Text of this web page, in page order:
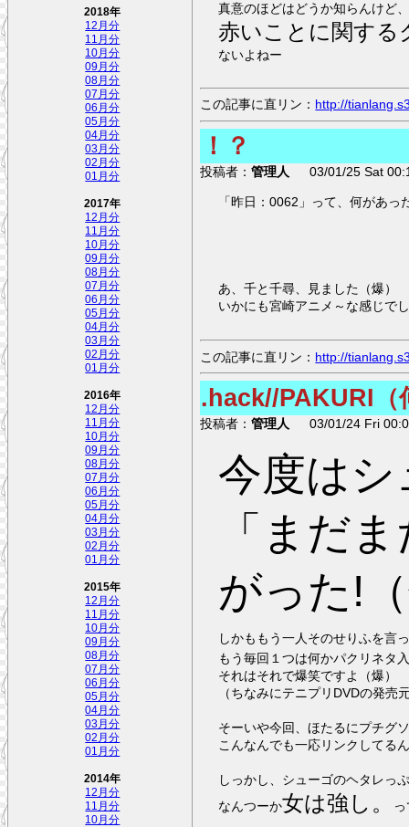
2018年
12月分
11月分
10月分
09月分
08月分
07月分
06月分
05月分
04月分
03月分
02月分
01月分
2017年
12月分
11月分
10月分
09月分
08月分
07月分
06月分
05月分
04月分
03月分
02月分
01月分
2016年
12月分
11月分
10月分
09月分
08月分
07月分
06月分
05月分
04月分
03月分
02月分
01月分
2015年
12月分
11月分
10月分
09月分
08月分
07月分
06月分
05月分
04月分
03月分
02月分
01月分
2014年
12月分
11月分
10月分
真意のほどはどうか知らんけど
赤いことに関する
ないよねー
この記事に直リン： http://
！？
投稿者：管理人 03/01/25 Sat
「昨日：0062」って、何があっ
あ、千と千尋、見ました（爆）
いかにも宮崎アニメ～な感じで
この記事に直リン： http://
.hack//PAKURI（
投稿者：管理人 03/01/24 Fri
今度はシ
「まだ
がった!
しかももう一人そのせりふを言
もう毎回１つは何かパクリネタ
それはそれで爆笑ですよ（爆）
（ちなみにテニプリDVDの発
そーいや今回、ほたるにプチグ
こんなんでも一応リンクしてる
しっかし、シューゴのヘタレっ
なんつーか女は強し。